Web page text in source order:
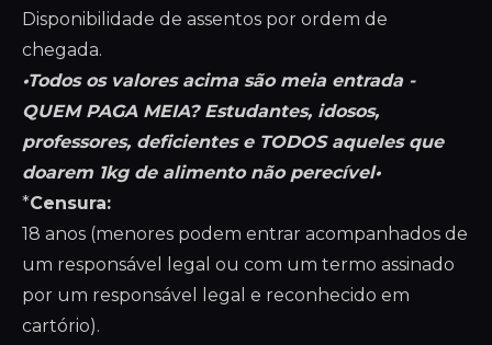
Disponibilidade de assentos por ordem de
chegada.
•Todos os valores acima são meia entrada -
QUEM PAGA MEIA? Estudantes, idosos,
professores, deficientes e TODOS aqueles que
doarem 1kg de alimento não perecível•
*Censura:
18 anos (menores podem entrar acompanhados de
um responsável legal ou com um termo assinado
por um responsável legal e reconhecido em
cartório).